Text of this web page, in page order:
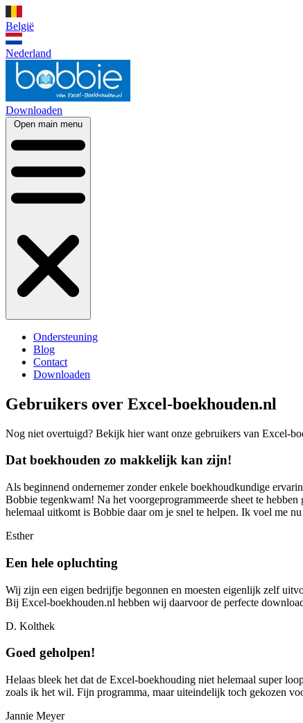
België
Nederland
Downloaden
Open main menu
Ondersteuning
Blog
Contact
Downloaden
Gebruikers over Excel‑boekhouden.nl
Nog niet overtuigd? Bekijk hier want onze gebruikers van
Dat boekhouden zo makkelijk kan zijn!
Als beginnend ondernemer zonder enkele boekhoudkundige
Bobbie tegenkwam! Na het voorgeprogrammeerde sheet te
helemaal uitkomt is Bobbie daar om je snel te helpen. Ik voel me
Esther
Een hele opluchting
Wij zijn een eigen bedrijfje begonnen en moesten eigenlijk zelf
Bij Excel‑boekhouden.nl hebben wij daarvoor de perfecte
D. Kolthek
Goed geholpen!
Helaas bleek het dat de Excel-boekhouding niet helemaal super
zoals ik het wil. Fijn programma, maar uiteindelijk toch gekozen
Jannie Meyer